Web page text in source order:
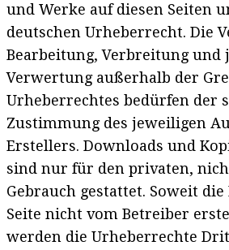
und Werke auf diesen Seiten
deutschen Urheberrecht. Die
Bearbeitung, Verbreitung und
Verwertung außerhalb der
Urheberrechtes bedürfen der
Zustimmung des jeweiligen
Erstellers. Downloads und
sind nur für den privaten,
Gebrauch gestattet. Soweit
Seite nicht vom Betreiber
werden die Urheberrechte